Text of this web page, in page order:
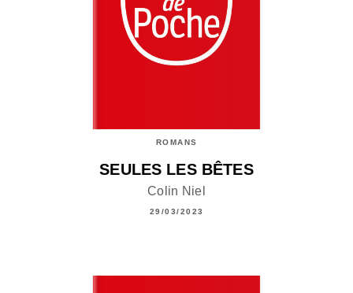
ROMANS
SEULES LES BÊTES
Colin Niel
29/03/2023